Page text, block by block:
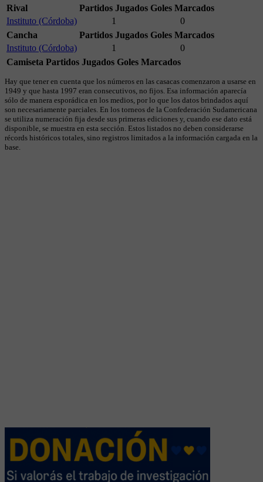
Rival Partidos Jugados Goles Marcados
Instituto (Córdoba)
1
0
Cancha
Partidos Jugados Goles Marcados
Instituto (Córdoba)
1
0
Camiseta Partidos Jugados Goles Marcados
Hay que tener en cuenta que los números en las casacas comenzaron a usarse en
1949 y que hasta 1997 eran consecutivos, no fijos. Esa información aparecía
sólo de manera esporádica en los medios, por lo que los datos brindados aquí
son necesariamente parciales. En los torneos de la Confederación Sudamericana
se utiliza numeración fija desde sus primeras ediciones y, cuando ese dato está
disponible, se muestra en esta sección. Estos listados no deben considerarse
récords históricos totales, sino registros limitados a la información cargada en la
base.